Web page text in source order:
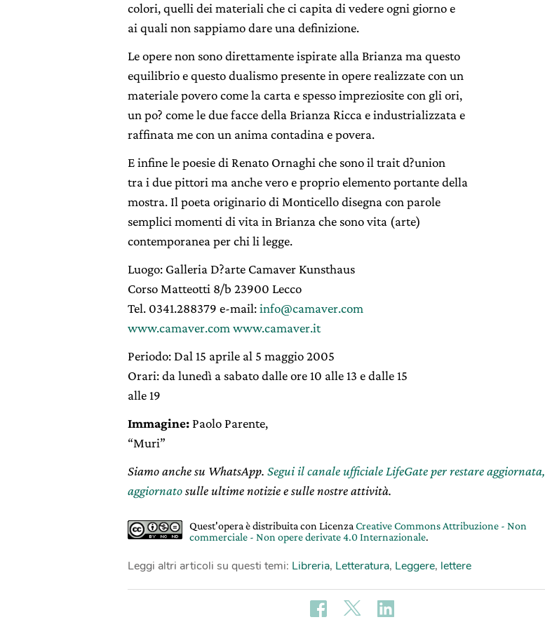
colori, quelli dei materiali che ci capita di vedere ogni giorno e
ai quali non sappiamo dare una definizione.
Le opere non sono direttamente ispirate alla Brianza ma questo
equilibrio e questo dualismo presente in opere realizzate con un
materiale povero come la carta e spesso impreziosite con gli ori,
un po? come le due facce della Brianza Ricca e industrializzata e
raffinata me con un anima contadina e povera.
E infine le poesie di Renato Ornaghi che sono il trait d?union
tra i due pittori ma anche vero e proprio elemento portante della
mostra. Il poeta originario di Monticello disegna con parole
semplici momenti di vita in Brianza che sono vita (arte)
contemporanea per chi li legge.
Luogo: Galleria D?arte Camaver Kunsthaus
Corso Matteotti 8/b 23900 Lecco
Tel. 0341.288379 e-mail:info@camaver.com
www.camaver.com www.camaver.it
Periodo: Dal 15 aprile al 5 maggio 2005
Orari: da lunedì a sabato dalle ore 10 alle 13 e dalle 15
alle 19
Immagine: Paolo Parente,
“Muri”
Siamo anche su WhatsApp. Segui il canale ufficiale LifeGate per restare aggiornata,
aggiornatosulle ultime notizie e sulle nostre attività.
Quest'opera è distribuita con Licenza Creative Commons Attribuzione - Non
commerciale - Non opere derivate 4.0 Internazionale.
Leggi altri articoli su questi temi: Libreria, Letteratura, Leggere, lettere